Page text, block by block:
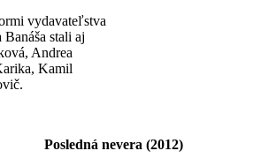
vydavateľstva
Banáša stali aj
Andrea
Kamil
Posledná nevera (2012)